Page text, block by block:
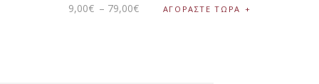
9,00€ – 79,00€ ΑΓΟΡΑΣΤΕ ΤΩΡΑ